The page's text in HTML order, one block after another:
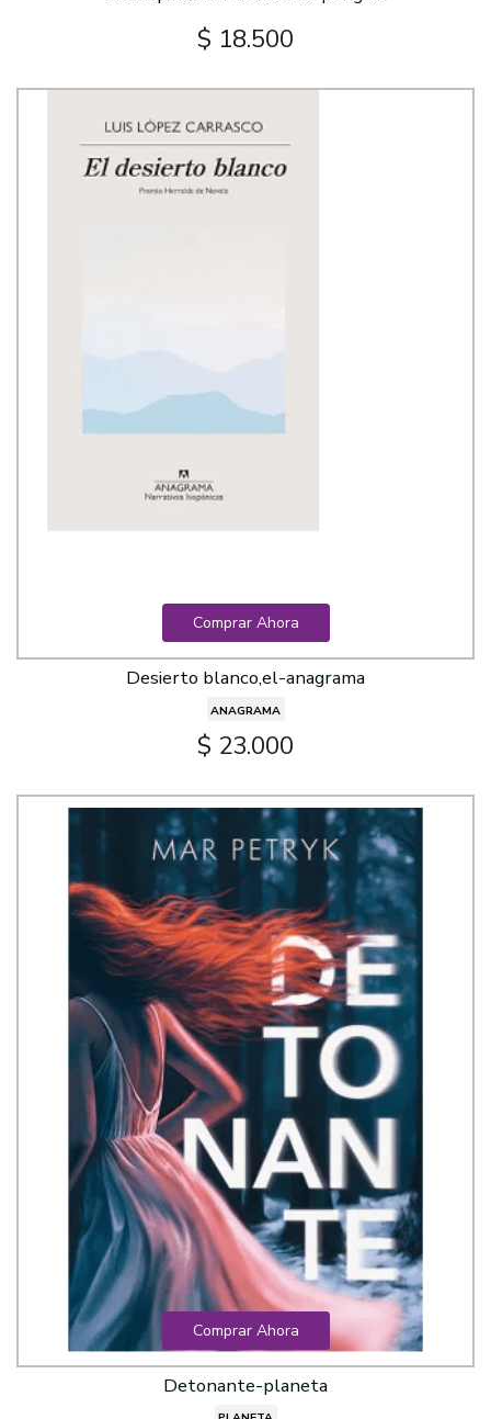
$ 18.500
Comprar Ahora
Desierto blanco,el-anagrama
ANAGRAMA
$ 23.000
Comprar Ahora
Detonante-planeta